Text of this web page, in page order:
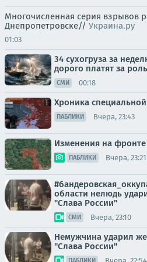
Многочисленная серия взрывов
Днепропетровске// Украина.ру
01:03
34 сухогруза за
дорого платят за
СМИ 00:18
Хроника
ПАБЛИКИ Вчера, 23:43
Изменения на фронте
ПАБЛИКИ Вчера, 23:21
области нелюдь
"Слава России"
СМИ Вчера, 23:10
Немужчина ударил
"Слава России"
Вчера, 22:54